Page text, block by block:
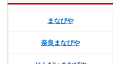
まなびや
奈良まなびや